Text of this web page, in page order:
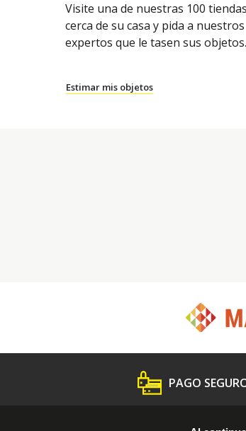
Visite una de nuestras 100 tiendas
cerca de su casa y pida a nuestros
expertos que le tasen sus objetos.
Estimar mis objetos
PAGO